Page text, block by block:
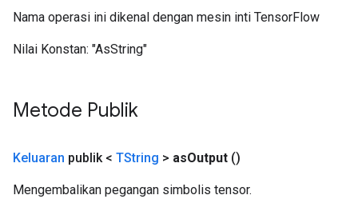
Nama operasi ini dikenal dengan mesin inti TensorFlow
Nilai Konstan: "AsString"
Metode Publik
Keluaran publik < TString > asOutput ()
Mengembalikan pegangan simbolis tensor.